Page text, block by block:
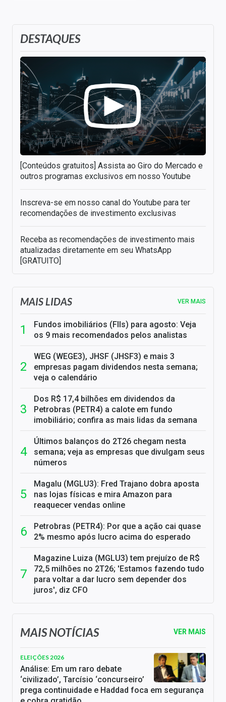
DESTAQUES
[Conteúdos gratuitos] Assista ao Giro do Mercado e
outros programas exclusivos em nosso Youtube
Inscreva-se em nosso canal do Youtube para ter
recomendações de investimento exclusivas
Receba as recomendações de investimento mais
atualizadas diretamente em seu WhatsApp
[GRATUITO]
MAIS LIDAS VER MAIS
Fundos imobiliários (FIIs) para agosto: Veja
os 9 mais recomendados pelos analistas
WEG (WEGE3), JHSF (JHSF3) e mais 3
empresas pagam dividendos nesta semana;
veja o calendário
Dos R$ 17,4 bilhões em dividendos da
Petrobras (PETR4) a calote em fundo
imobiliário; confira as mais lidas da semana
Últimos balanços do 2T26 chegam nesta
semana; veja as empresas que divulgam seus
números
Magalu (MGLU3): Fred Trajano dobra aposta
nas lojas físicas e mira Amazon para
reaquecer vendas online
Petrobras (PETR4): Por que a ação cai quase
2% mesmo após lucro acima do esperado
Magazine Luiza (MGLU3) tem prejuízo de R$
72,5 milhões no 2T26; 'Estamos fazendo tudo
para voltar a dar lucro sem depender dos
juros', diz CFO
MAIS NOTÍCIAS VER MAIS
ELEIÇÕES 2026
Análise: Em um raro debate
‘civilizado’, Tarcísio ‘concurseiro’
prega continuidade e Haddad foca em segurança